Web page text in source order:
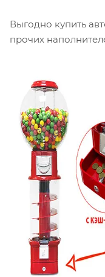
Выгодно купить
прочих